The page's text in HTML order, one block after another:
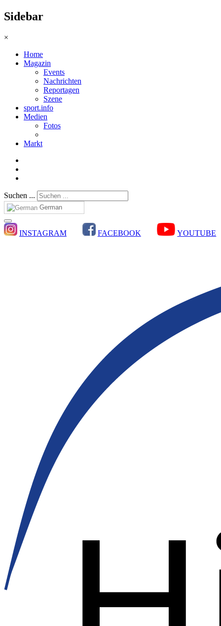
Sidebar
×
Home
Magazin
Events
Nachrichten
Reportagen
Szene
sport.info
Medien
Fotos
Markt
Suchen ...
German
INSTAGRAM FACEBOOK YOUTUBE